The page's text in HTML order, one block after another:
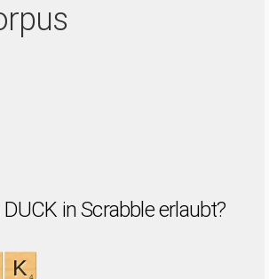
in Scrabble erlaubt?